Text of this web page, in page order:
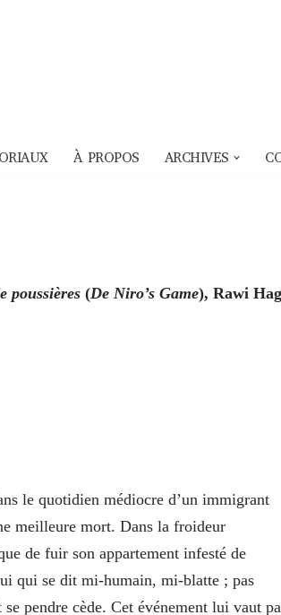
À PROPOS ARCHIVES
poussières (De Niro’s Game), Rawi
le quotidien médiocre d’un immigrant
meilleure mort. Dans la froideur
de fuir son appartement infesté de
qui se dit mi-humain, mi-blatte ; pas
pendre cède. Cet événement lui vaut